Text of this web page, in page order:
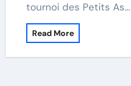
tournoi des Petits As…
Read More